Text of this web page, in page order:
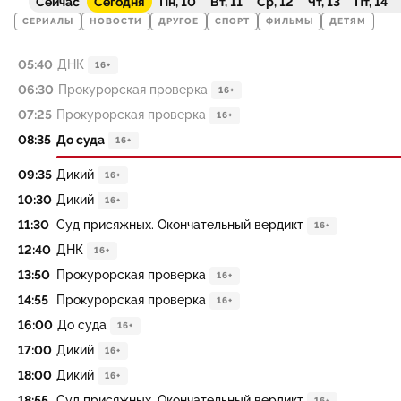
СЕРИАЛЫ НОВОСТИ ДРУГОЕ СПОРТ ФИЛЬМЫ ДЕТЯМ
05:40 ДНК 16+
06:30 Прокурорская проверка 16+
07:25 Прокурорская проверка 16+
08:35 До суда 16+
09:35 Дикий 16+
10:30 Дикий 16+
11:30 Суд присяжных. Окончательный вердикт 16+
12:40 ДНК 16+
13:50 Прокурорская проверка 16+
14:55 Прокурорская проверка 16+
16:00 До суда 16+
17:00 Дикий 16+
18:00 Дикий 16+